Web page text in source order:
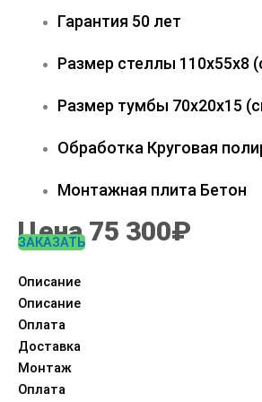
Гарантия 50 лет
Размер стеллы 110х55х8
Размер тумбы 70х20х15
Обработка Круговая
Монтажная плита Бетон
Цена 75 300₽
ЗАКАЗАТЬ
Описание
Описание
Оплата
Доставка
Монтаж
Оплата